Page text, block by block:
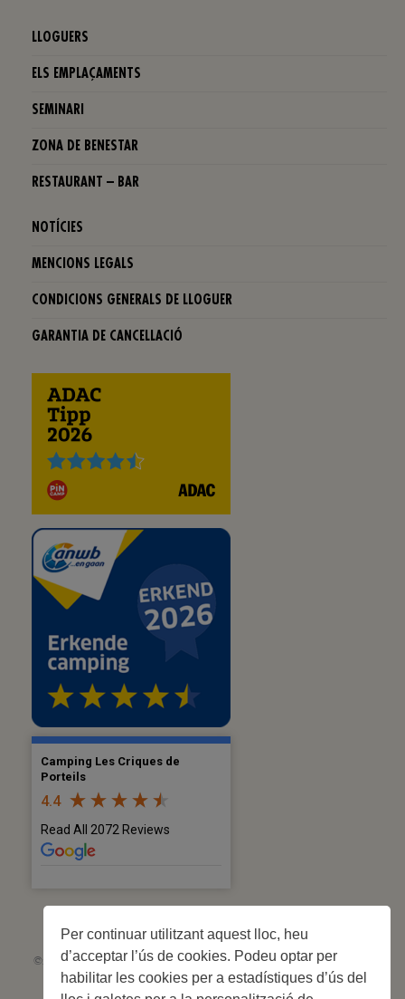
Per continuar utilitzant aquest lloc, heu
d’acceptar l’ús de cookies. Podeu optar per
habilitar les cookies per a estadístiques d’ús del
LLOGUERS
ELS EMPLAÇAMENTS
SEMINARI
ZONA DE BENESTAR
RESTAURANT – BAR
NOTÍCIES
MENCIONS LEGALS
CONDICIONS GENERALS DE LLOGUER
GARANTIA DE CANCELLACIÓ
Camping Les Criques de
Porteils
4.4
Read All 2072 Reviews
©2026 Les Criques de Porteils | SIRET: 539 925 636 00026 - Classement 5
étoiles Tourisme N°C66-001852-004 du 28 mai 2026 – 244 parcel·les
Site web réalisé parCédric Postel Webmaster